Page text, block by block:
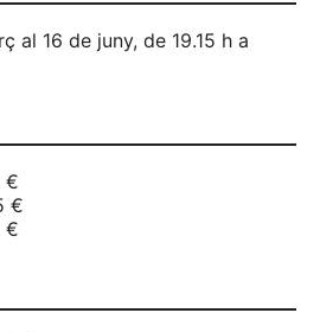
al 16 de juny, de 19.15 h a
€
€
€